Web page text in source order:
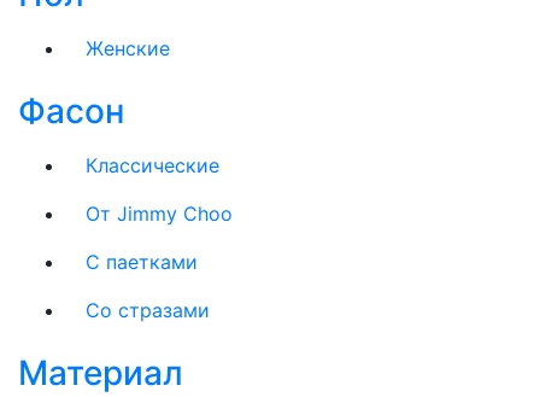
Женские
Фасон
Классические
От Jimmy Choo
С паетками
Со стразами
Материал